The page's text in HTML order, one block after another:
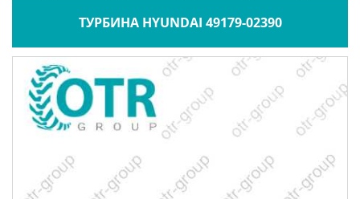
ТУРБИНА HYUNDAI 49179-02390